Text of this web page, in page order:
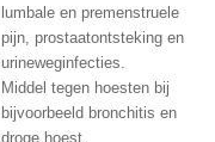
lumbale en premenstruele
pijn, prostaatontsteking en
urineweginfecties.
Middel tegen hoesten bij
bijvoorbeeld bronchitis en
droge hoest.